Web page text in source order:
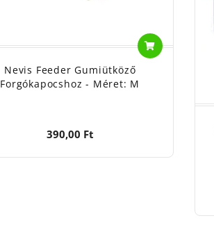
Nevis Feeder Gumiütköző
Forgókapocshoz - Méret: M
390,00 Ft